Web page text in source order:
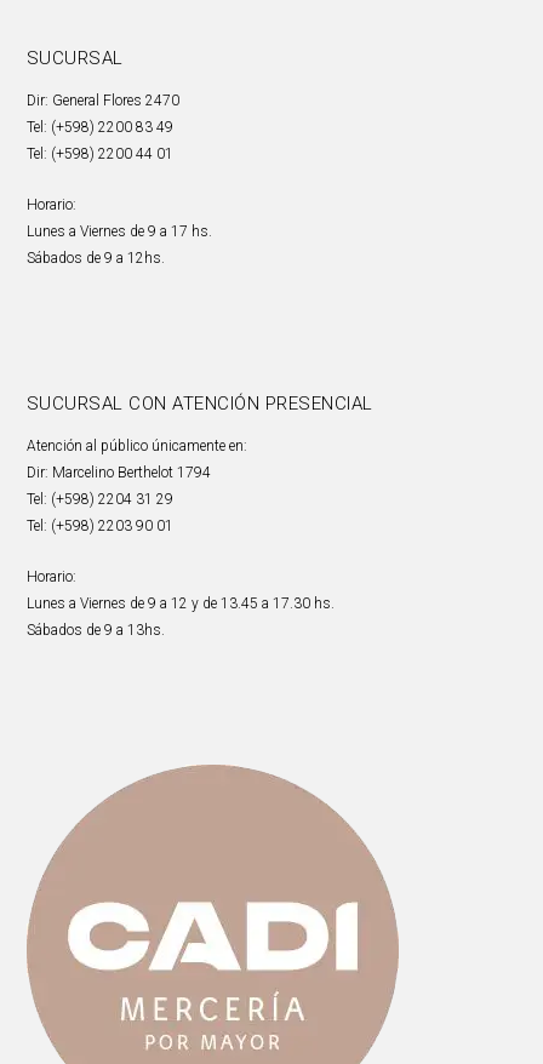
SUCURSAL
Dir: General Flores 2470
Tel: (+598) 2200 83 49
Tel: (+598) 2200 44 01
Horario:
Lunes a Viernes de 9 a 17 hs.
Sábados de 9 a 12hs.
SUCURSAL CON ATENCIÓN PRESENCIAL
Atención al público únicamente en:
Dir: Marcelino Berthelot 1794
Tel: (+598) 2204 31 29
Tel: (+598) 2203 90 01
Horario:
Lunes a Viernes de 9 a 12 y de 13.45 a 17.30 hs.
Sábados de 9 a 13hs.